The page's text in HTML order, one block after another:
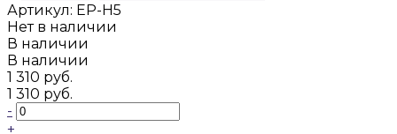
Артикул: EP-H5
Нет в наличии
В наличии
В наличии
1 310 руб.
1 310 руб.
-
+